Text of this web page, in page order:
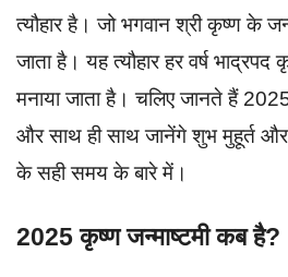
त्यौहार है। जो भगवान श्री कृष्ण के
जाता है। यह त्यौहार हर वर्ष भाद्रपद
मनाया जाता है। चलिए जानते हैं
और साथ ही साथ जानेंगे शुभ मुहूर्त
के सही समय के बारे में।
2025 कृष्ण जन्माष्टमी कब है?